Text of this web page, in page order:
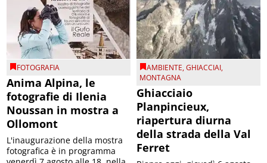
FOTOGRAFIA
Anima Alpina, le
fotografie di Ilenia
Noussan in mostra a
Ollomont
L'inaugurazione della mostra
fotografica è in programma
AMBIENTE,GHIACCIAI,
MONTAGNA
Ghiacciaio
Planpincieux,
riapertura diurna
della strada della Val
Ferret